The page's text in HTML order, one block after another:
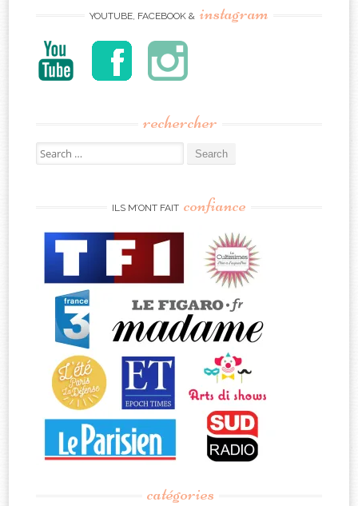
YOUTUBE, FACEBOOK & instagram
rechercher
Search
for:
ILS M’ONT FAIT confiance
catégories